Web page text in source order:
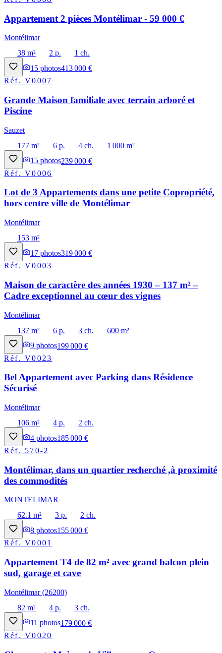
Appartement 2 pièces Montélimar - 59 000 €
Montélimar
38 m²
2 p.
1 ch.
15 photos413 000 €
Réf.V0007
Grande Maison familiale avec terrain arboré et
Piscine
Sauzet
177 m²
6 p. 4 ch.
1 000 m²
15 photos239 000 €
Réf.V0006
Lot de 3 Appartements dans une petite Copropriété,
hors centre ville de Montélimar
Montélimar
153 m²
17 photos319 000 €
Réf.V0003
Maison de caractère des années 1930 – 137 m² –
Cadre exceptionnel au cœur des vignes
Montélimar
137 m²
6 p. 3 ch.
600 m²
9 photos199 000 €
Réf.V0023
Bel Appartement avec Parking dans Résidence
Sécurisé
Montélimar
106 m²
4 p.
2 ch.
4 photos185 000 €
Réf. 570-2
Montélimar, dans un quartier recherché ,à proximité
des commodités
MONTELIMAR
62.1 m²
3 p.
2 ch.
8 photos155 000 €
Réf.V0001
Appartement T4 de 82 m² avec grand balcon plein
sud, garage et cave
Montélimar (26200)
82 m²
4 p.
3 ch.
11 photos179 000 €
Réf.V0020